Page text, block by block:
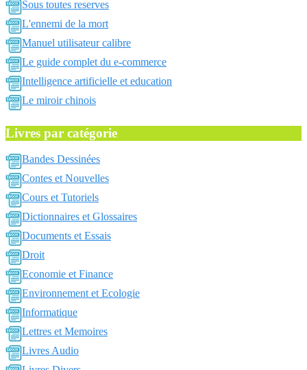
Sous toutes reserves
L'ennemi de la mort
Manuel utilisateur calibre
Le guide complet du e-commerce
Intelligence artificielle et education
Le miroir chinois
Livres par catégorie
Bandes Dessinées
Contes et Nouvelles
Cours et Tutoriels
Dictionnaires et Glossaires
Documents et Essais
Droit
Economie et Finance
Environnement et Ecologie
Informatique
Lettres et Memoires
Livres Audio